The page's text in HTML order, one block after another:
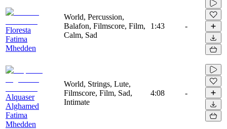
Floresta
Fatima
Mhedden
World, Percussion,
Balafon, Filmscore, Film,
Calm, Sad
1:43 -
Alquaser
Alghamed
Fatima
Mhedden
World, Strings, Lute,
Filmscore, Film, Sad,
Intimate
4:08 -